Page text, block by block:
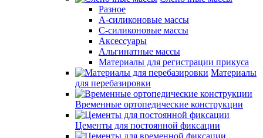
Разное
А-силиконовые массы
С-силиконовые массы
Аксессуары
Альгинатные массы
Материалы для регистрации прикуса
Материалы
для перебазировки
Временные ортопедические конструкции
Цементы для постоянной фиксации